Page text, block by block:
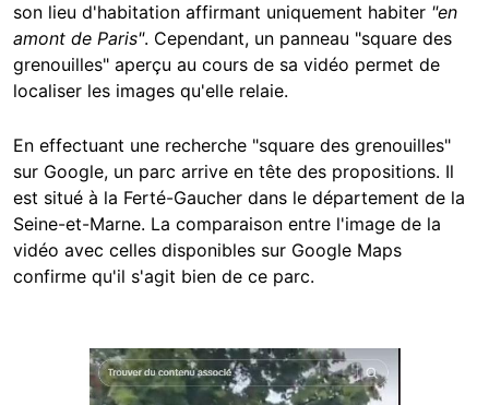
son lieu d'habitation affirmant uniquement habiter "en
amont de Paris". Cependant, un panneau "square des
grenouilles" aperçu au cours de sa vidéo permet de
localiser les images qu'elle relaie.
En effectuant une recherche "square des grenouilles"
sur Google, un parc arrive en tête des propositions. Il
est situé à la Ferté-Gaucher dans le département de la
Seine-et-Marne. La comparaison entre l'image de la
vidéo avec celles disponibles sur Google Maps
confirme qu'il s'agit bien de ce parc.